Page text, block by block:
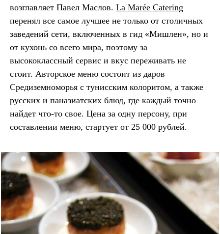
возглавляет Павел Маслов. La Marée Сatering
перенял все самое лучшее не только от столичных
заведений сети, включенных в гид «Мишлен», но и
от кухонь со всего мира, поэтому за
высококлассный сервис и вкус переживать не
стоит. Авторское меню состоит из даров
Средиземноморья с тунисским колоритом, а также
русских и паназиатских блюд, где каждый точно
найдет что-то свое. Цена за одну персону, при
составлении меню, стартует от 25 000 рублей.